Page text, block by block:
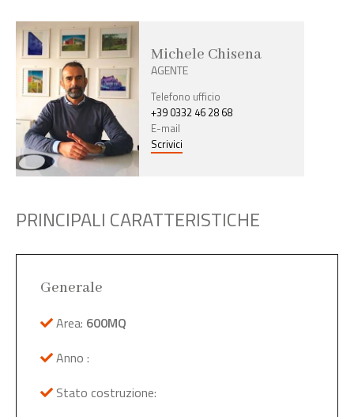
Michele Chisena
AGENTE
Telefono ufficio
+39 0332 46 28 68
E-mail
Scrivici
PRINCIPALI CARATTERISTICHE
Generale
Area: 600MQ
Anno :
Stato costruzione: